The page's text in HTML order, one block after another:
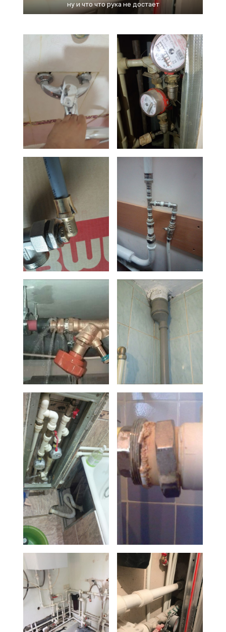
ну и что что рука не достает